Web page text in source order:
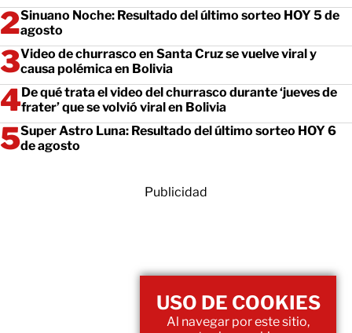
Sinuano Noche: Resultado del último sorteo HOY 5 de
agosto
Video de churrasco en Santa Cruz se vuelve viral y
causa polémica en Bolivia
De qué trata el video del churrasco durante ‘jueves de
frater’ que se volvió viral en Bolivia
Super Astro Luna: Resultado del último sorteo HOY 6
de agosto
Publicidad
USO DE COOKIES
Al navegar por este sitio,